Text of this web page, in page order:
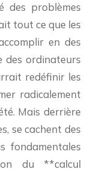
des problèmes
tout ce que les
en des
des ordinateurs
redéfinir les
radicalement
Mais derrière
se cachent des
fondamentales
du **calcul